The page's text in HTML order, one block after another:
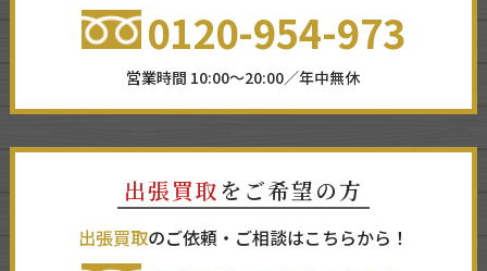
0120-954-973
営業時間 10:00～20:00／年中無休
出張買取 をご希望の方
出張買取のご依頼・ご相談はこちらから！